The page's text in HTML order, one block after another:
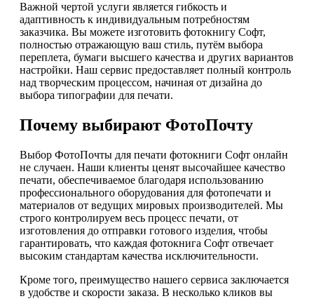
Важной чертой услуги является гибкость и
адаптивность к индивидуальным потребностям
заказчика. Вы можете изготовить фотокнигу Софт,
полностью отражающую ваш стиль, путём выбора
переплета, бумаги высшего качества и других вариантов
настройки. Наш сервис предоставляет полный контроль
над творческим процессом, начиная от дизайна до
выбора типографии для печати.
Почему выбирают ФотоПочту
Выбор ФотоПочты для печати фотокниги Софт онлайн
не случаен. Наши клиенты ценят высочайшее качество
печати, обеспечиваемое благодаря использованию
профессионального оборудования для фотопечати и
материалов от ведущих мировых производителей. Мы
строго контролируем весь процесс печати, от
изготовления до отправки готового изделия, чтобы
гарантировать, что каждая фотокнига Софт отвечает
высоким стандартам качества исключительности.
Кроме того, преимущество нашего сервиса заключается
в удобстве и скорости заказа. В несколько кликов вы